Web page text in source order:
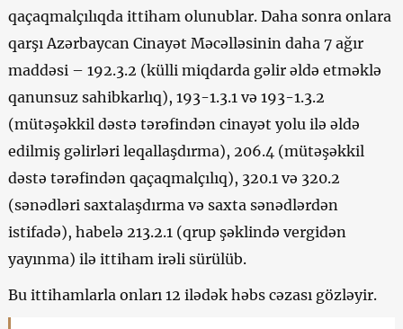
qaçaqmalçılıqda ittiham olunublar. Daha sonra onlara
qarşı Azərbaycan Cinayət Məcəlləsinin daha 7 ağır
maddəsi – 192.3.2 (külli miqdarda gəlir əldə etməklə
qanunsuz sahibkarlıq), 193-1.3.1 və 193-1.3.2
(mütəşəkkil dəstə tərəfindən cinayət yolu ilə əldə
edilmiş gəlirləri leqallaşdırma), 206.4 (mütəşəkkil
dəstə tərəfindən qaçaqmalçılıq), 320.1 və 320.2
(sənədləri saxtalaşdırma və saxta sənədlərdən
istifadə), habelə 213.2.1 (qrup şəklində vergidən
yayınma) ilə ittiham irəli sürülüb.
Bu ittihamlarla onları 12 ilədək həbs cəzası gözləyir.